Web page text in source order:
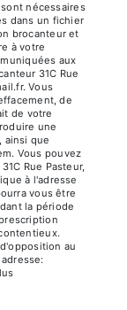
nécessaires
dans un fichier
brocanteur et
à votre
aux
31C Rue
Vous
de
de votre
une
ainsi que
Vous pouvez
Rue Pasteur,
à l'adresse
vous être
la période
au